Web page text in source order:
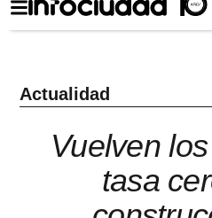
Actualidad
Vuelven
tasa